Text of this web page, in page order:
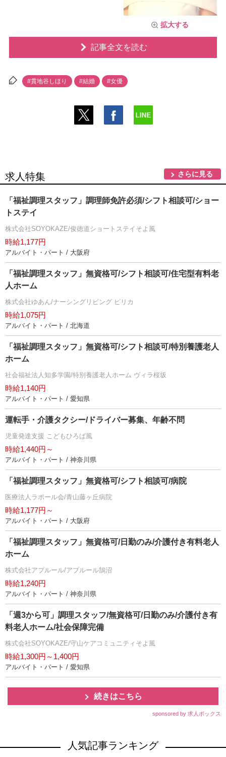
拡大する
記事全文を読む
#貫地谷しほり #結婚 #女優
求人特集 さらに見る
「福祉調理スタッフ」調理師免許必須/シフト相談可/ショー
トステイ
株式会社SOYOKAZE/俊徳道ショートステイそよ風
時給1,177円
アルバイト・パート / 大阪府
「福祉調理スタッフ」無資格可/シフト相談可/住宅型有料老
人ホーム
株式会社ゆあん/ナーシングリビング ピリカ
時給1,075円
アルバイト・パート / 北海道
「福祉調理スタッフ」無資格可/シフト相談可/特別養護老人
ホーム
社会福祉法人知多学園/特別養護老人ホーム ヴィラ桜坂
時給1,140円
アルバイト・パート / 愛知県
運転手・介護タクシー/ドライバー募集、年齢不問
児童発達支援 こどもひろば風
時給1,440円～
アルバイト・パート / 神奈川県
「福祉調理スタッフ」無資格可/シフト相談可/病院
医療法人ラポール会/青山藤ヶ丘病院
時給1,177円～
アルバイト・パート / 大阪府
「福祉調理スタッフ」無資格可/日勤のみ/介護付き有料老人
ホーム
株式会社アプルール/アプルール鵠沼
時給1,240円
アルバイト・パート / 神奈川県
「週3から可」調理スタッフ/無資格可/日勤のみ/介護付き有
料老人ホーム/社会保障完備
株式会社SOYOKAZE/守山ケアコミュニティそよ風
時給1,300円～1,400円
アルバイト・パート / 愛知県
続きはこちら
sponsored by 求人ボックス
人気記事ランキング